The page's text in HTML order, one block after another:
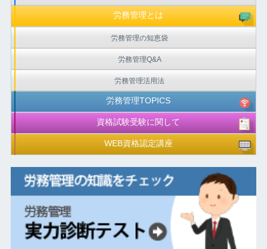
労務管理とは
労務管理の知恵袋
労務管理Q&A
労務管理活用法
労務管理TOPICS
資格試験受験に関して
WEB資格認定講座